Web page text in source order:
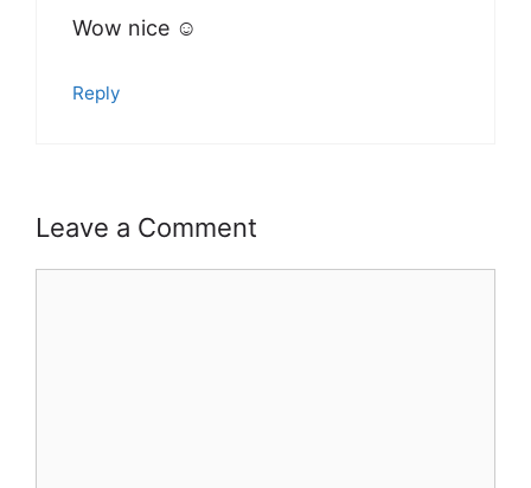
Wow nice ☺️
Reply
Leave a Comment